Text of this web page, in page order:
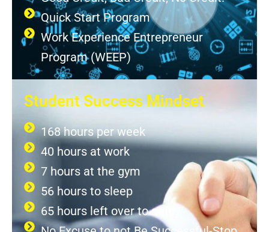
Quick Start Program
Work Experience Entrepreneur
Program (WEEP)
Student Success Mindset
168 hours per week
40 hours at work
7 hours at the gym
56 hours to sleep
65 hours left over to study